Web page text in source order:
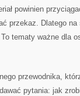
powinien
przekaz. Dlatego
tematy ważne dla
przewodnika,
pytania: jak